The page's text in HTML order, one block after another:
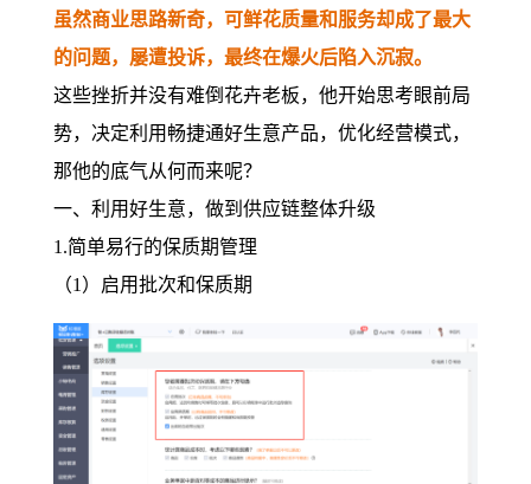
虽然商业思路新奇，可鲜花质量和服务却成了最大
的问题，屡遭投诉，最终在爆火后陷入沉寂。
这些挫折并没有难倒花卉老板，他开始思考眼前局
势，决定利用畅捷通好生意产品，优化经营模式，
那他的底气从何而来呢？
一、利用好生意，做到供应链整体升级
1.简单易行的保质期管理
（1）启用批次和保质期